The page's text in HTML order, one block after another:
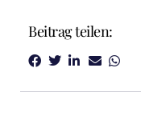
Beitrag teilen: